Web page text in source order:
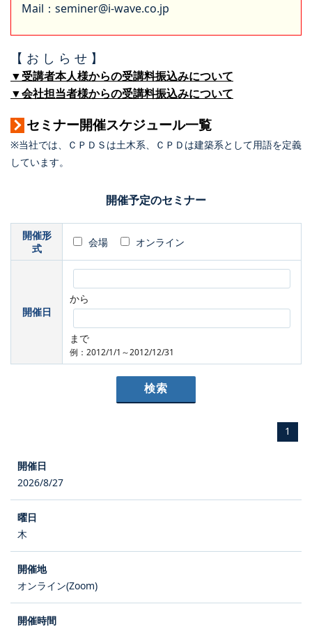
Mail：seminer@i-wave.co.jp
【 お し ら せ 】
▼受講者本人様からの受講料振込みについて
▼会社担当者様からの受講料振込みについて
セミナー開催スケジュール一覧
※当社では、ＣＰＤＳは土木系、ＣＰＤは建築系として用語を定義
しています。
開催予定のセミナー
開催形
式
会場 オンライン
開催日
から
まで
例：2012/1/1～2012/12/31
1
2026/8/27
木
オンライン(Zoom)